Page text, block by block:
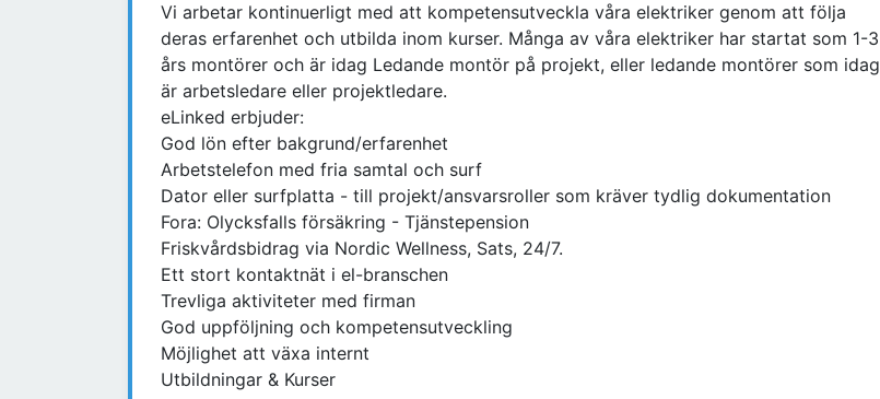
Vi arbetar kontinuerligt med att kompetensutveckla våra elektriker genom att följa
deras erfarenhet och utbilda inom kurser. Många av våra elektriker har startat som 1-3
års montörer och är idag Ledande montör på projekt, eller ledande montörer som idag
är arbetsledare eller projektledare.
eLinked erbjuder:
God lön efter bakgrund/erfarenhet
Arbetstelefon med fria samtal och surf
Dator eller surfplatta - till projekt/ansvarsroller som kräver tydlig dokumentation
Fora: Olycksfalls försäkring - Tjänstepension
Friskvårdsbidrag via Nordic Wellness, Sats, 24/7.
Ett stort kontaktnät i el-branschen
Trevliga aktiviteter med firman
God uppföljning och kompetensutveckling
Möjlighet att växa internt
Utbildningar & Kurser